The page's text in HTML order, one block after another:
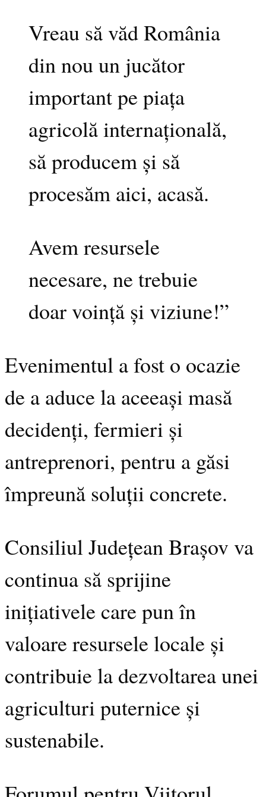
Vreau să văd România
din nou un jucător
important pe piața
agricolă internațională,
să producem și să
procesăm aici, acasă.
Avem resursele
necesare, ne trebuie
doar voință și viziune!”
Evenimentul a fost o ocazie
de a aduce la aceeași masă
decidenți, fermieri și
antreprenori, pentru a găsi
împreună soluții concrete.
Consiliul Județean Brașov va
continua să sprijine
inițiativele care pun în
valoare resursele locale și
contribuie la dezvoltarea unei
agriculturi puternice și
sustenabile.